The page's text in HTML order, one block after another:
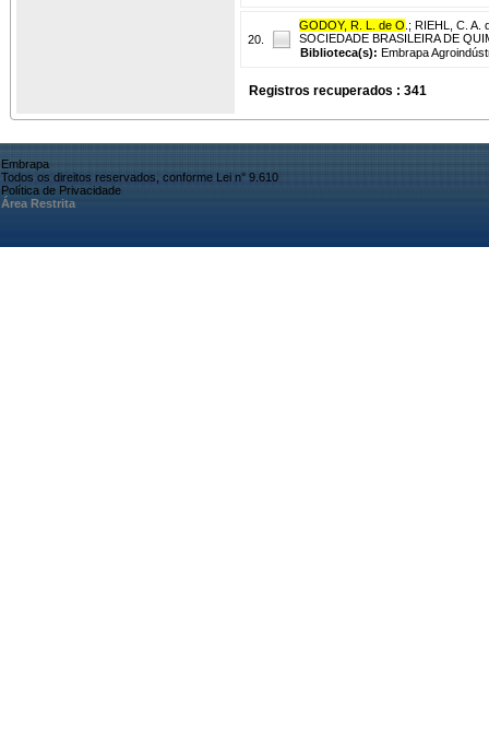
20.
GODOY, R. L. de O ; RIEHL, C. A.
SOCIEDADE BRASILEIRA DE
Biblioteca(s): Embrapa
Registros recuperados : 341
Embrapa
Todos os direitos reservados, conforme Lei n° 9.610
Política de Privacidade
Área Restrita